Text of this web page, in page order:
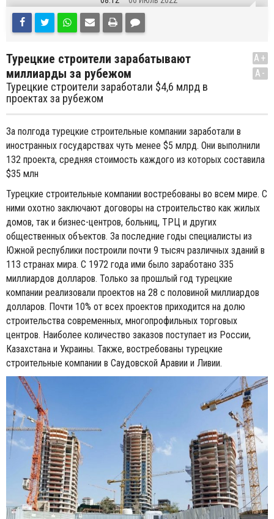
Турецкие строители зарабатывают
миллиарды за рубежом
Турецкие строители заработали $4,6 млрд в
проектах за рубежом
A+
A-
За полгода турецкие строительные компании заработали в
иностранных государствах чуть менее $5 млрд. Они выполнили
132 проекта, средняя стоимость каждого из которых составила
$35 млн
Турецкие строительные компании востребованы во всем мире. С
ними охотно заключают договоры на строительство как жилых
домов, так и бизнес-центров, больниц, ТРЦ и других
общественных объектов. За последние годы специалисты из
Южной республики построили почти 9 тысяч различных зданий в
113 странах мира. С 1972 года ими было заработано 335
миллиардов долларов. Только за прошлый год турецкие
компании реализовали проектов на 28 с половиной миллиардов
долларов. Почти 10% от всех проектов приходится на долю
строительства современных, многопрофильных торговых
центров. Наиболее количество заказов поступает из России,
Казахстана и Украины. Также, востребованы турецкие
строительные компании в Саудовской Аравии и Ливии.